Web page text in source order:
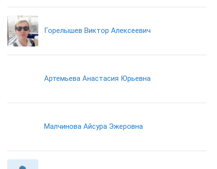
Горелышев Виктор Алексеевич
Артемьева Анастасия Юрьевна
Малчинова Айсура Эжеровна